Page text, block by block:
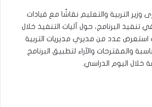
وزير التربية والتعليم نقاشًا مع قيادات
تنفيذ البرنامج، حول آليات التنفيذ خلال
استعرض عدد من مديري مديريات التربية
والمقترحات والآراء لتطبيق البرنامج
خلال اليوم الدراسي.